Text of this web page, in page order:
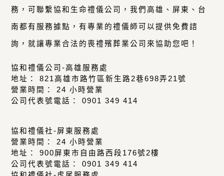
務，可聯繫協和生命禮儀公司，我們高雄、屏東、台
南都有服務據點，有專業的禮儀師可以提供免費諮
詢，就讓專業合法的喪禮殯葬業公司來協助您吧！
協和禮儀公司-高雄服務處
地址： 821高雄市路竹區新生路2巷698弄21號
營業時間： 24 小時營業
公司代表號電話： 0901 349 414
協和禮儀社-屏東服務處
營業時間： 24 小時營業
地址： 900屏東市自由路西段176號2樓
公司代表號電話： 0901 349 414